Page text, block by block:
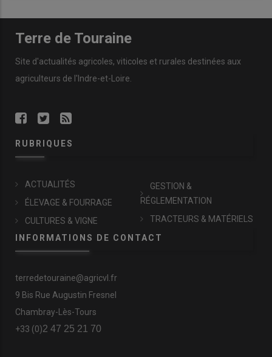
Terre de Touraine
Site d'actualités agricoles, viticoles et rurales destinées aux
agriculteurs de l'Indre-et-Loire.
RUBRIQUES
ACTUALITÉS
ÉLEVAGE & FOURRAGE
CULTURES & VIGNE
GESTION &
RÉGLEMENTATION
TRACTEURS & MATÉRIELS
INFORMATIONS DE CONTACT
terredetouraine@agricvl.fr
9 Bis Rue Augustin Fresnel
Chambray-Lès-Tours
+33 (0)2 47 25 21 70